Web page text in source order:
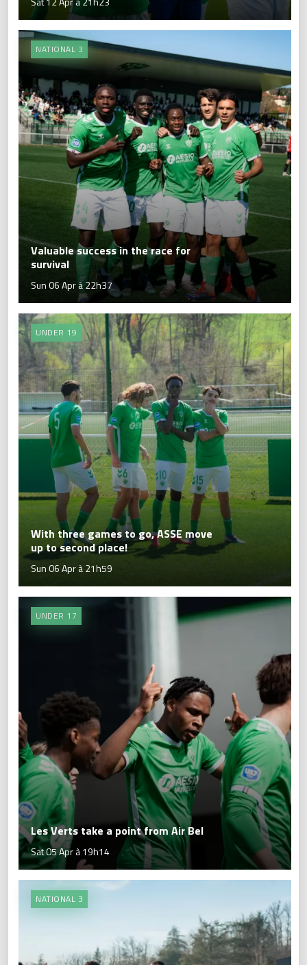
NATIONAL 3
Valuable success in the race for
survival
Sun 06 Apr à 22h37
UNDER 19
With three games to go, ASSE move
up to second place!
Sun 06 Apr à 21h59
UNDER 17
Les Verts take a point from Air Bel
Sat 05 Apr à 19h14
NATIONAL 3